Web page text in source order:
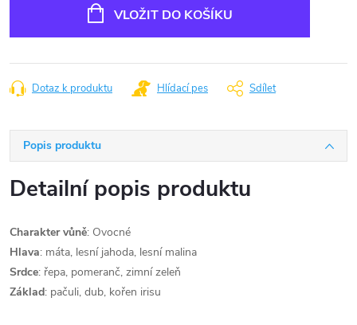
VLOŽIT DO KOŠÍKU
Dotaz k produktu Hlídací pes Sdílet
Popis produktu
Detailní popis produktu
Charakter vůně: Ovocné
Hlava: máta, lesní jahoda, lesní malina
Srdce: řepa, pomeranč, zimní zeleň
Základ: pačuli, dub, kořen irisu